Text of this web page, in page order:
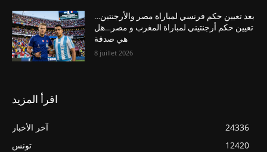
بعد تعيين حكم فرنسي لمباراة مصر والأرجنتين…
تعيين حكم أرجنتيني لمباراة المغرب و مصر…هل
هي صدفة
8 juillet 2026
اقرأ المزيد
آخر الأخبار
24336
تونس
12420